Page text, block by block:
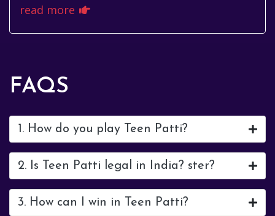
glance at ticker symbols. For investors
read more
FAQS
1. How do you play Teen Patti?
2. Is Teen Patti legal in India? ster?
3. How can I win in Teen Patti?